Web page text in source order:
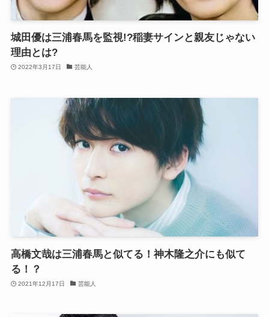
城田優は三浦春馬を監視!?稲妻サインと親友じゃない
理由とは?
2022年3月17日 芸能人
高橋文哉は三浦春馬と似てる！神木隆之介にも似て
る！？
2021年12月17日 芸能人